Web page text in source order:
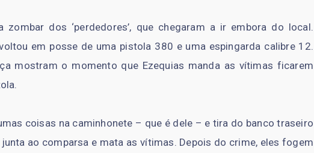
dos ‘perdedores’, que chegaram a ir embora do local.
em posse de uma pistola 380 e uma espingarda calibre 12.
mostram o momento que Ezequias manda as vítimas ficarem
coisas na caminhonete – que é dele – e tira do banco traseiro
ao comparsa e mata as vítimas. Depois do crime, eles fogem